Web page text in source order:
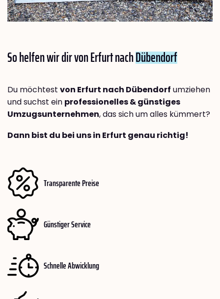
So helfen wir dir von Erfurt nachDübendorf
Du möchtest von Erfurt nach Dübendorf umziehen
und suchst ein professionelles & günstiges
Umzugsunternehmen, das sich um alles kümmert?
Dann bist du bei uns in Erfurt genau richtig!
Transparente Preise
Günstiger Service
Schnelle Abwicklung